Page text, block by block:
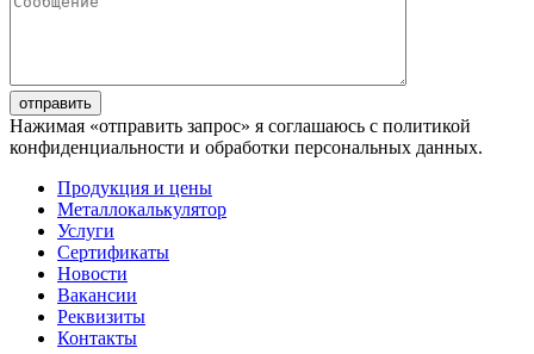
отправить
Нажимая «отправить запрос» я соглашаюсь с политикой
конфиденциальности и обработки персональных данных.
Продукция и цены
Металлокалькулятор
Услуги
Сертификаты
Новости
Вакансии
Реквизиты
Контакты